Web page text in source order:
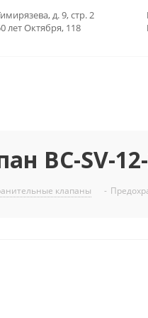
д. 9, стр. 2
лет Октября, 118
BC-SV-
клапаны -